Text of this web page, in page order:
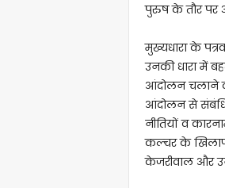
पुरुष के तौर पर
मुख्यधारा के
उनकी धारा में
आंदोलन चलाने
आंदोलन से
नीतियों व
कल्चर के खिलाफ
केजरीवाल और